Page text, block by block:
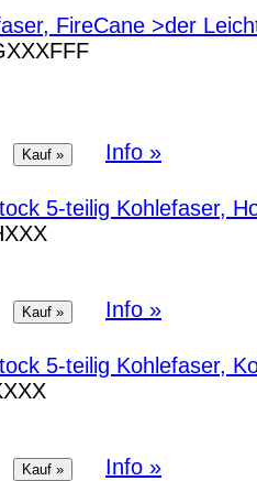
FireCane >der
Info »
5-teilig Kohlefaser,
Info »
5-teilig Kohlefaser,
Info »